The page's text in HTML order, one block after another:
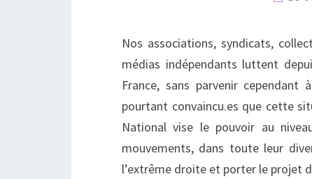
Nos associations, syndicats,
médias indépendants luttent
France, sans parvenir cependant
pourtant convaincu.es que cette
National vise le pouvoir au
mouvements, dans toute leur
l’extrême droite et porter le projet